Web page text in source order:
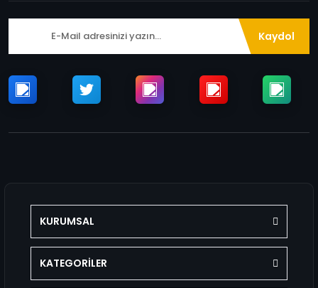
Kaydol
KURUMSAL
KATEGORİLER